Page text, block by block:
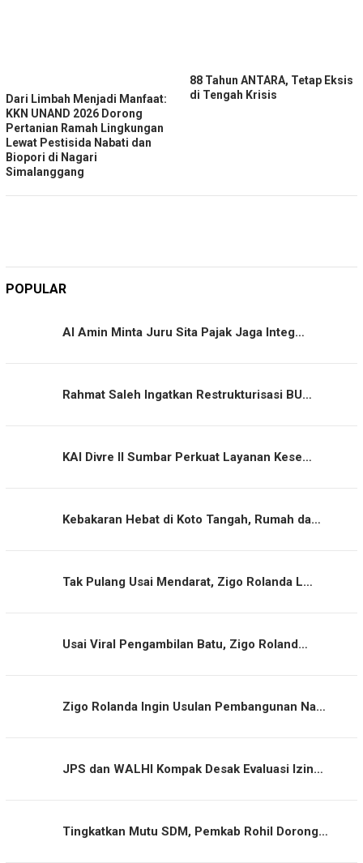
Dari Limbah Menjadi Manfaat:
KKN UNAND 2026 Dorong
Pertanian Ramah Lingkungan
Lewat Pestisida Nabati dan
Biopori di Nagari
Simalanggang
88 Tahun ANTARA, Tetap Eksis
di Tengah Krisis
POPULAR
Al Amin Minta Juru Sita Pajak Jaga Integ…
Rahmat Saleh Ingatkan Restrukturisasi BU…
KAI Divre II Sumbar Perkuat Layanan Kese…
Kebakaran Hebat di Koto Tangah, Rumah da…
Tak Pulang Usai Mendarat, Zigo Rolanda L…
Usai Viral Pengambilan Batu, Zigo Roland…
Zigo Rolanda Ingin Usulan Pembangunan Na…
JPS dan WALHI Kompak Desak Evaluasi Izin…
Tingkatkan Mutu SDM, Pemkab Rohil Dorong…